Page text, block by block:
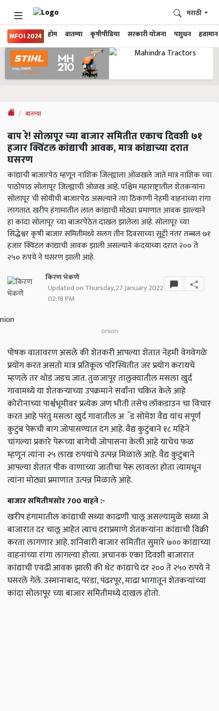
MFOI 2024 होम बातम्या कृषीपीडिया सरकारी योजना पशुधन हवामान
मराठी
बातम्या
बाप रे! सोलापूर च्या बाजार समितीत एकाच दिवशी ७१
हजार क्विंटल कांद्याची आवक, मात्र कांद्याच्या दरात
घसरण
कांद्याची बाजारपेठ म्हणून नाशिक जिल्ह्याला ओळखले जाते मात्र नाशिक च्या
पाठोपाठ सोलापूर जिल्ह्याची ओळख आहे. पश्चिम महाराष्ट्रातील शेतकऱ्यांना
सोलापूर ची सोयीची बाजारपेठ असल्याने त्या ठिकाणी नेहमी वाहनांच्या रांगा
लागतात. खरीप हंगामातील लाल कांद्याची मोठ्या प्रमाणात आवक झाल्याने
हा कांदा सोलापूर च्या बाजरपेठेत दाखल झालेला आहे. सोलापूर च्या
सिद्धेश्वर कृषी बाजार समितीमध्ये सलग तीन दिवसाच्या सुट्टी नंतर तब्बल ७१
हजार क्विंटल कांद्याची आवक झाली असल्याने कंदयाच्या दरात २०० ते
२५० रुपये ने घसरण झाली आहे.
किरण भेकणे
Updated on Thursday, 27 January 2022
02:18 PM
onion
पोषक वातावरण असले की शेतकरी आपल्या शेतात नेहमी वेगवेगळे
प्रयोग करत असतो मात्र प्रतिकूल परिस्थितीत जर प्रयोग करायचे
म्हणले तर थोडं जडच जात. तुळजापूर तालुक्यातील मसला खुर्द
गावामध्ये या शेतकऱ्याच्या उपक्रमाने सर्वांना चकित केले आहे
कोरोनाच्या पार्श्वभूमीवर प्रत्येक जण भीती तसेच लॉकडाउन चा विचार
करत आहे परंतु मसला खुर्द गावातील अॅड सोमेश वैद्य यांच संपूर्ण
कुटुंब पेरूची बाग जोपासण्यात दंग आहे. वैद्य कुटुंबाने १८ महिने
चांगल्या प्रकारे पेरूच्या बागेची जोपासना केली आहे याचेच फळ
म्हणून त्यांना २५ लाख रुपयांचे उत्पन्न मिळाले आहे. वैद्य कुटुंबाने
आपल्या शेतात पीक वाणाच्या जातीचा पेरू लावला होता त्यामधून
त्यांना मोठ्या प्रमाणात उत्पन्न मिळाले आहे.
बाजार समितीमसोर 700 वाहने :-
खरीप हंगामातील कांद्याची सध्या काढणी चालू असल्यामुळे सध्या जे
बाजारात दर चालू आहेत त्याच दराप्रमाणे शेतकऱ्यांना कांद्याची विक्री
करता लागणार आहे. शनिवारी बाजार समितीत सुमारे ७०० कांद्याच्या
वाहनांच्या रांगा लागल्या होत्या. अचानक एका दिवशी बाजारात
कांद्याची एवढी आवक झाली की थेट कांद्याचे दर २०० ते २५० रुपये ने
घसरले गेले. उस्मानाबाद, परंडा, पंढरपूर, माढा भागातून शेतकऱ्यांच्या
कांदा सोलापूर च्या बाजार समितीमध्ये दाखल होतो.